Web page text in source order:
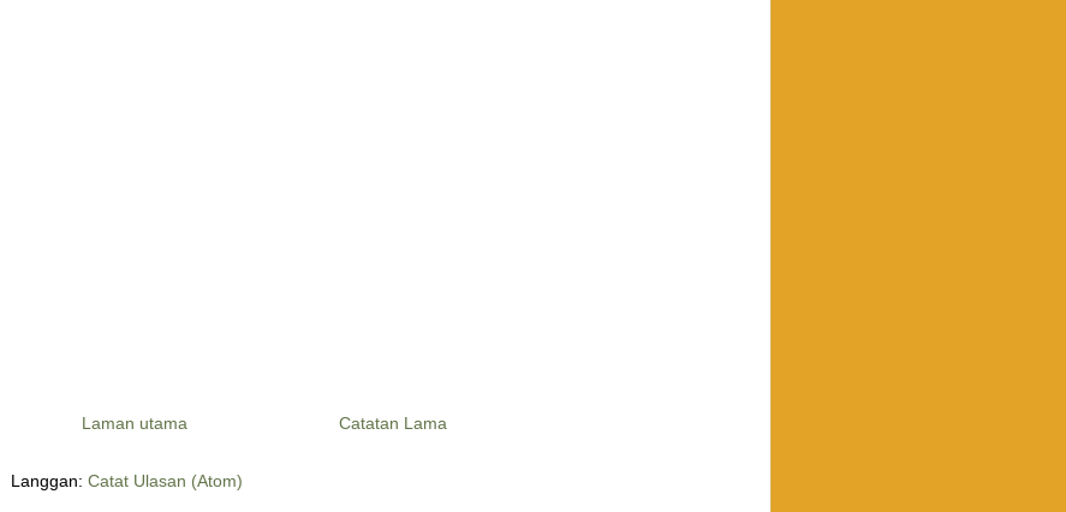
Catatan Lama
Laman utama
Langgan: Catat Ulasan (Atom)